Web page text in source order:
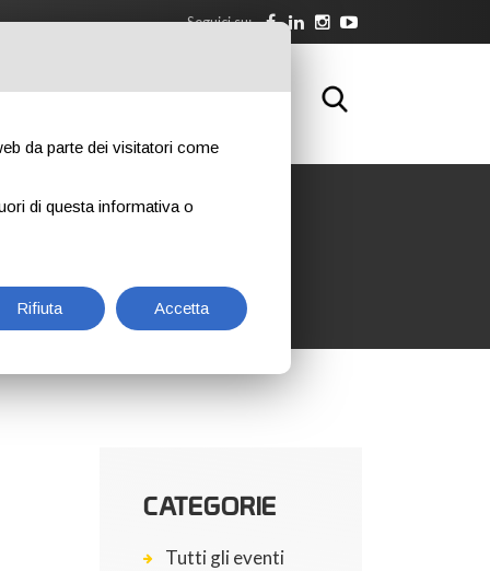
Seguici su:
FORMAZIONE CONTATTI
CATEGORIE
Tutti gli eventi
da parte dei visitatori come
di questa informativa o
Rifiuta Accetta